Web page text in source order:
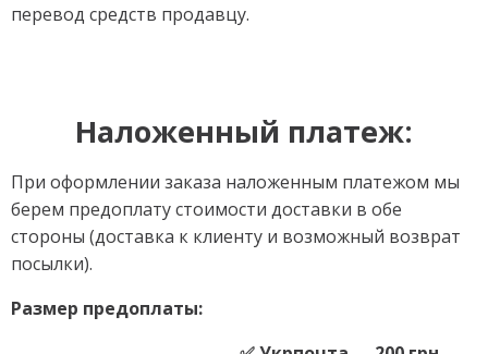
перевод средств продавцу.
Наложенный платеж:
При оформлении заказа наложенным платежом мы
берем предоплату стоимости доставки в обе
стороны (доставка к клиенту и возможный возврат
посылки).
Размер предоплаты: